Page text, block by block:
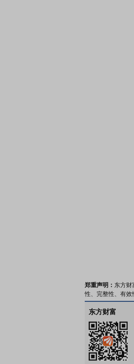
郑重声明： 东方财
性、完整性、有效
东方财富